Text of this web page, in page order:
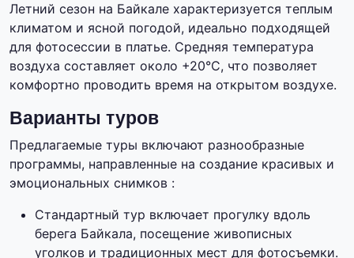
Летний сезон на Байкале характеризуется теплым
климатом и ясной погодой, идеально подходящей
для фотосессии в платье. Средняя температура
воздуха составляет около +20°C, что позволяет
комфортно проводить время на открытом воздухе.
Варианты туров
Предлагаемые туры включают разнообразные
программы, направленные на создание красивых и
эмоциональных снимков :
Стандартный тур включает прогулку вдоль
берега Байкала, посещение живописных
уголков и традиционных мест для фотосъемки.